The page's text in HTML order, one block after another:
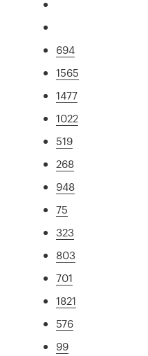
694
1565
1477
1022
519
268
948
75
323
803
701
1821
576
99